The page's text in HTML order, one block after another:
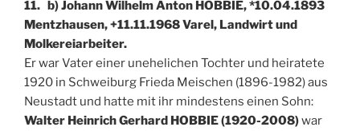
11. b) Johann Wilhelm Anton HOBBIE, *10.04.1893
Mentzhausen, +11.11.1968 Varel, Landwirt und
Molkereiarbeiter.
Er war Vater einer unehelichen Tochter und heiratete
1920 in Schweiburg Frieda Meischen (1896-1982) aus
Neustadt und hatte mit ihr mindestens einen Sohn:
Walter Heinrich Gerhard HOBBIE (1920-2008)war